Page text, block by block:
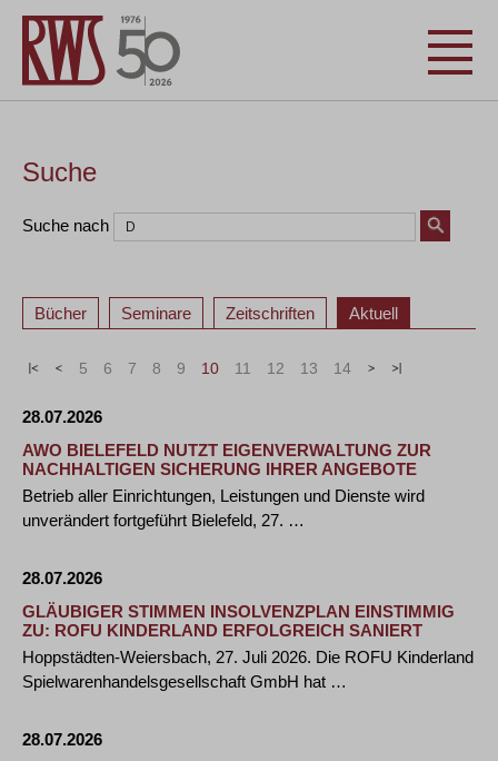
Suche
Suche nach
Bücher Seminare Zeitschriften Aktuell
« < 5 6 7 8 9 10 11 12 13 14 > »
28.07.2026
AWO BIELEFELD NUTZT EIGENVERWALTUNG ZUR
NACHHALTIGEN SICHERUNG IHRER ANGEBOTE
Betrieb aller Einrichtungen, Leistungen und Dienste wird
unverändert fortgeführt Bielefeld, 27. …
28.07.2026
GLÄUBIGER STIMMEN INSOLVENZPLAN EINSTIMMIG
ZU: ROFU KINDERLAND ERFOLGREICH SANIERT
Hoppstädten-Weiersbach, 27. Juli 2026. Die ROFU Kinderland
Spielwarenhandelsgesellschaft GmbH hat …
28.07.2026